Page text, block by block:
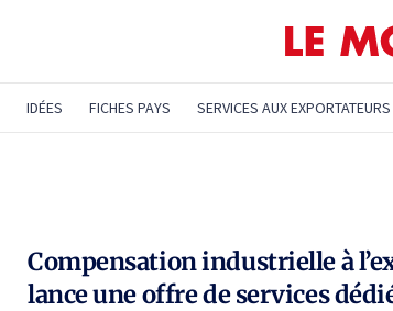
IDÉES FICHES PAYS SERVICES AUX EXPORTATEURS
Compensation industrielle à
lance une offre de services